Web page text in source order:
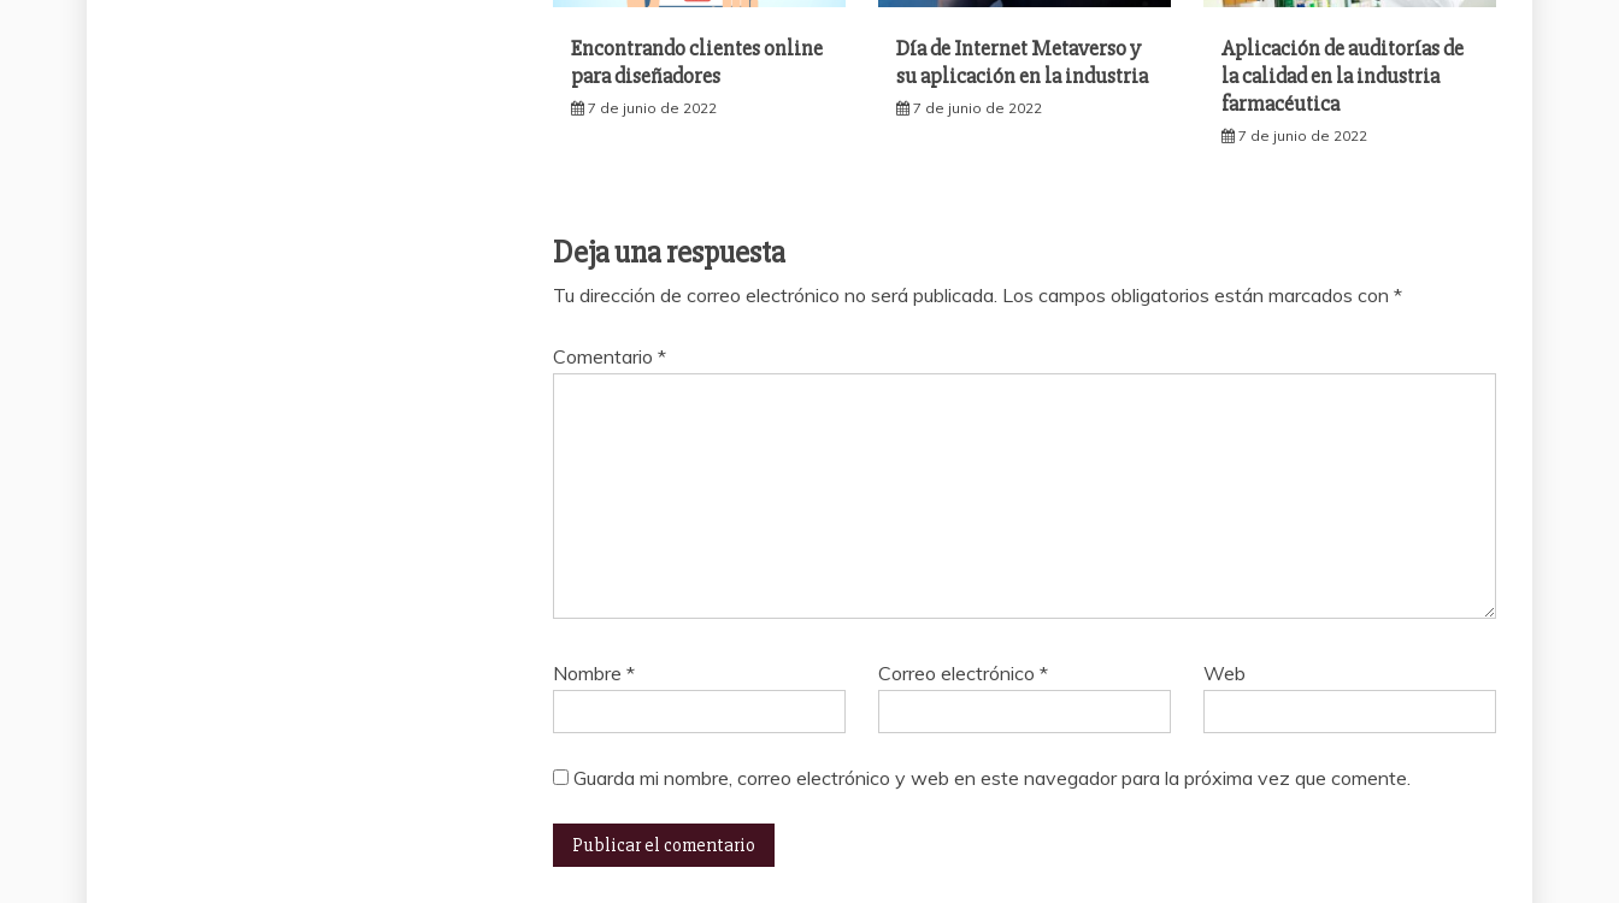
Encontrando clientes online
para diseñadores
7 de junio de 2022
Día de Internet Metaverso y
su aplicación en la industria
7 de junio de 2022
Aplicación de auditorías de
la calidad en la industria
farmacéutica
7 de junio de 2022
Deja una respuesta
Tu dirección de correo electrónico no será publicada. Los campos obligatorios están marcados con *
Comentario *
Nombre * Correo electrónico* Web
Guarda mi nombre, correo electrónico y web en este navegador para la próxima vez que comente.